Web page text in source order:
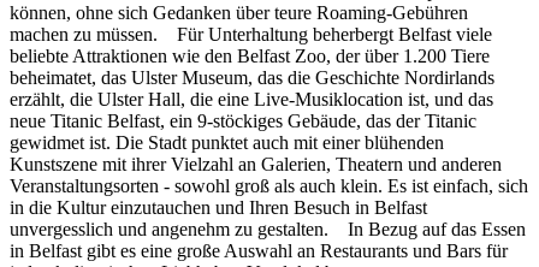
können, ohne sich Gedanken über teure Roaming-Gebühren
machen zu müssen. Für Unterhaltung beherbergt Belfast viele
beliebte Attraktionen wie den Belfast Zoo, der über 1.200 Tiere
beheimatet, das Ulster Museum, das die Geschichte Nordirlands
erzählt, die Ulster Hall, die eine Live-Musiklocation ist, und das
neue Titanic Belfast, ein 9-stöckiges Gebäude, das der Titanic
gewidmet ist. Die Stadt punktet auch mit einer blühenden
Kunstszene mit ihrer Vielzahl an Galerien, Theatern und anderen
Veranstaltungsorten - sowohl groß als auch klein. Es ist einfach, sich
in die Kultur einzutauchen und Ihren Besuch in Belfast
unvergesslich und angenehm zu gestalten. In Bezug auf das Essen
in Belfast gibt es eine große Auswahl an Restaurants und Bars für